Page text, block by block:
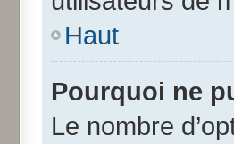
Haut
Pourquoi ne
Le nombre